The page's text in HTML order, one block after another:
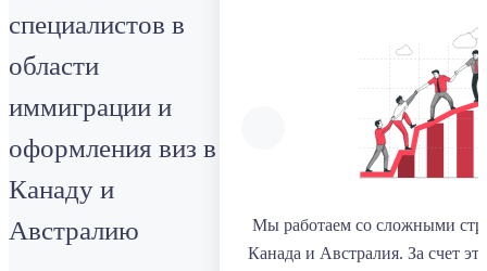
специалистов в
области
иммиграции и
оформления виз в
Канаду и
Австралию
Мы работаем со сложными
Канада и Австралия. За счет